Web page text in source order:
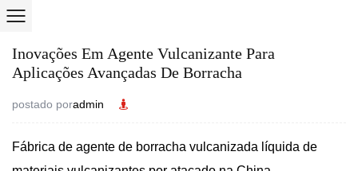
Inovações Em Agente Vulcanizante Para
Aplicações Avançadas De Borracha
postado poradmin
Fábrica de agente de borracha vulcanizada líquida de